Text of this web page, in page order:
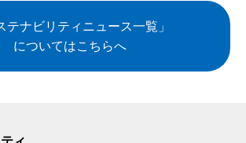
テナビリティニュース一覧」
についてはこちらへ